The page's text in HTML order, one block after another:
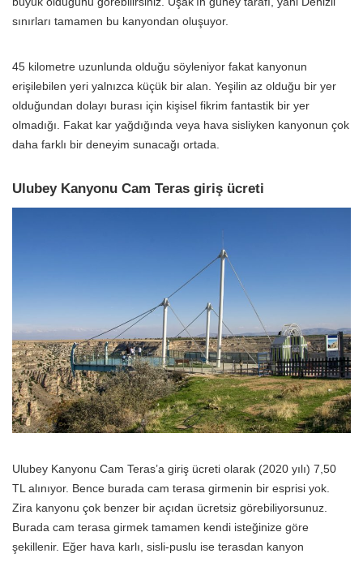
sınırları tamamen bu kanyondan oluşuyor.
45 kilometre uzunlunda olduğu söyleniyor fakat kanyonun
erişilebilen yeri yalnızca küçük bir alan. Yeşilin az olduğu bir yer
olduğundan dolayı burası için kişisel fikrim fantastik bir yer
olmadığı. Fakat kar yağdığında veya hava sisliyken kanyonun çok
daha farklı bir deneyim sunacağı ortada.
Ulubey Kanyonu Cam Teras giriş ücreti
Ulubey Kanyonu Cam Teras’a giriş ücreti olarak (2020 yılı) 7,50
TL alınıyor. Bence burada cam terasa girmenin bir esprisi yok.
Zira kanyonu çok benzer bir açıdan ücretsiz görebiliyorsunuz.
Burada cam terasa girmek tamamen kendi isteğinize göre
şekillenir. Eğer hava karlı, sisli-puslu ise terasdan kanyon